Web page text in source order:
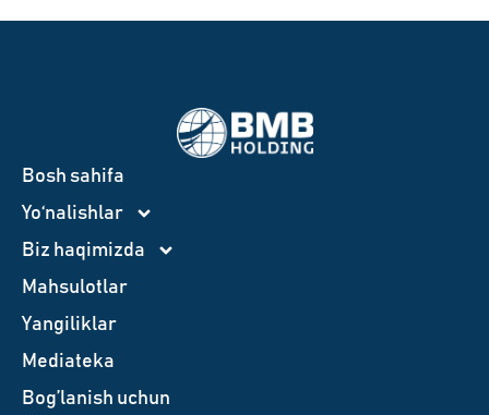
Bosh sahifa
Yo‘nalishlar
Biz haqimizda
Mahsulotlar
Yangiliklar
Mediateka
Bog’lanish uchun